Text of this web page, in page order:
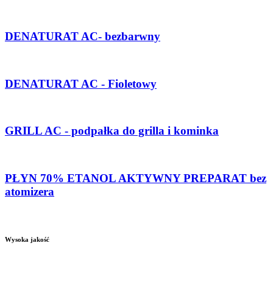
DENATURAT AC- bezbarwny
DENATURAT AC - Fioletowy
GRILL AC - podpałka do grilla i kominka
PŁYN 70% ETANOL AKTYWNY PREPARAT bez
atomizera
Wysoka jakość